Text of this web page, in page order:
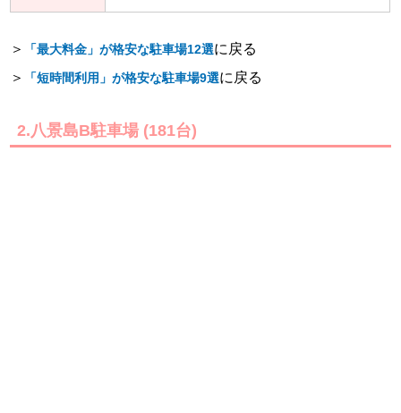
＞ 「最大料金」が格安な駐車場12選に戻る
＞
「短時間利用」が格安な駐車場9選に戻る
2.八景島B駐車場 (181台)